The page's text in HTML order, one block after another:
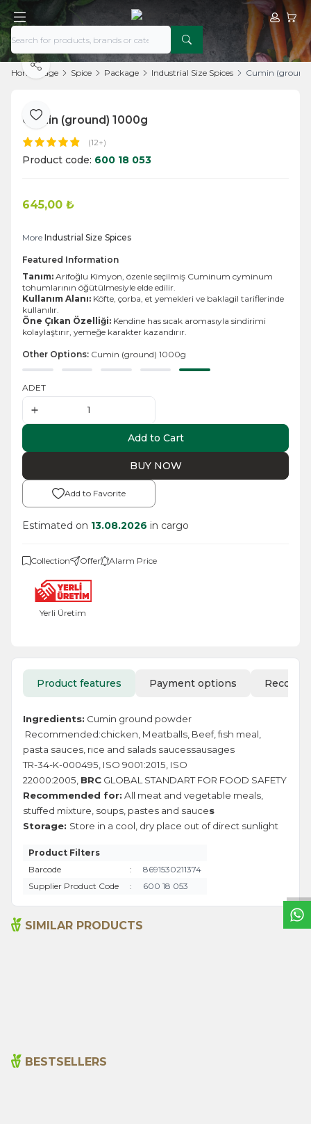
MyMy
Home Page Spice Package Industrial Size Spices Cumin
Add to Favorite
Share
Cumin (ground) 1000g
(12+)
Product code: 600 18 053
645,00 ₺
More Industrial Size Spices
Featured Information
Tanım: Arifoğlu Kimyon, özenle seçilmiş Cuminum cyminum
tohumlarının öğütülmesiyle elde edilir.
Kullanım Alanı: Köfte, çorba, et yemekleri ve baklagil tariflerinde
kullanılır.
Öne Çıkan Özelliği: Kendine has sıcak aromasıyla sindirimi
kolaylaştırır, yemeğe karakter kazandırır.
Other Options: Cumin (ground) 1000g
ADET
Add to Cart
BUY NOW
Add to Favorite
Estimated on 13.08.2026 in cargo
Collection Offer Alarm Price
Yerli Üretim
Product features Payment options
Ingredients: Cumin ground powder
Recommended:chicken, Meatballs, Beef, fısh meal,
pasta sauces, rıce and salads saucessausages
TR-34-K-000495, ISO 9001:2015, ISO
22000:2005, BRC GLOBAL STANDART FOR FOOD SAFETY
Recommended for: All meat and vegetable meals,
stuffed mixture, soups, pastes and sauces
Storage: Store in a cool, dry place out of direct sunlight
Product Filters
Barcode
:
8691530211374
Supplier Product Code
: 600 18 053
SIMILAR PRODUCTS
BESTSELLERS